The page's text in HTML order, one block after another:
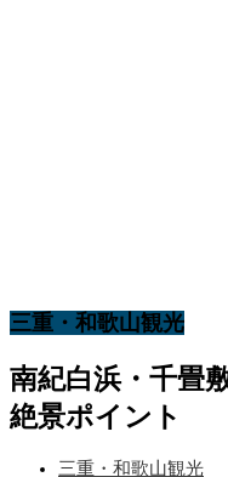
三重・和歌山観光
南紀白浜・千畳
絶景ポイント
三重・和歌山観光